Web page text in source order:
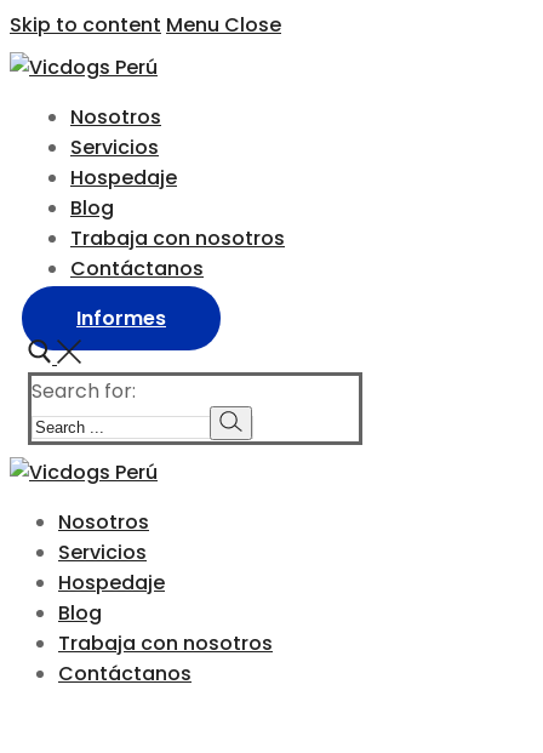
Skip to content Menu Close
Nosotros
Servicios
Hospedaje
Blog
Trabaja con nosotros
Contáctanos
Informes
Search for:
Nosotros
Servicios
Hospedaje
Blog
Trabaja con nosotros
Contáctanos